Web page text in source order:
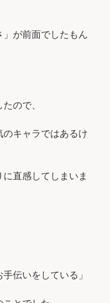
」が前面でしたもん
ので、
のキャラではあるけ
直感してしまいま
伝いをしている」